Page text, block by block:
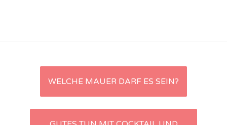
Artikel-
Navigation
WELCHE MAUER DARF ES SEIN?